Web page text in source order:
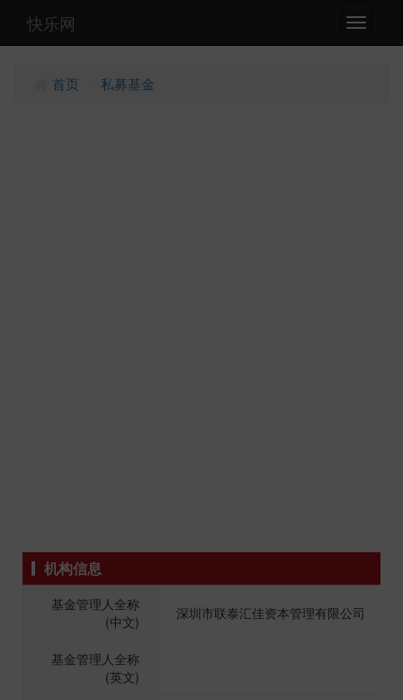
Toggle
快乐网
首页 私募基金
机构信息
基金管理人全称
(中文)
深圳市联泰汇佳资本管理有限公司
基金管理人全称
(英文)